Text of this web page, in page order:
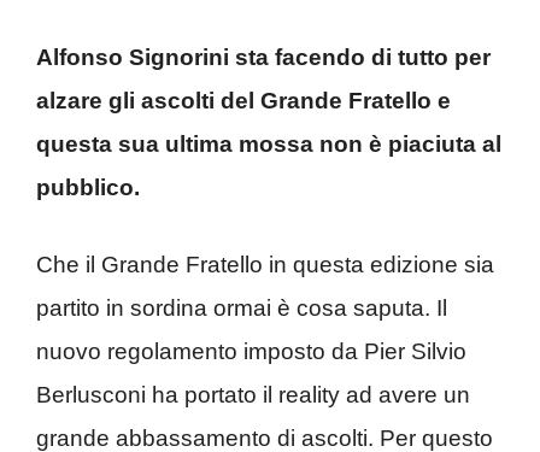
Alfonso Signorini sta facendo di tutto per
alzare gli ascolti del Grande Fratello e
questa sua ultima mossa non è piaciuta al
pubblico.
Che il Grande Fratello in questa edizione sia
partito in sordina ormai è cosa saputa. Il
nuovo regolamento imposto da Pier Silvio
Berlusconi ha portato il reality ad avere un
grande abbassamento di ascolti. Per questo